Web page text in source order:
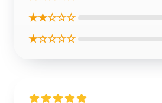
★★☆☆☆
★☆☆☆☆